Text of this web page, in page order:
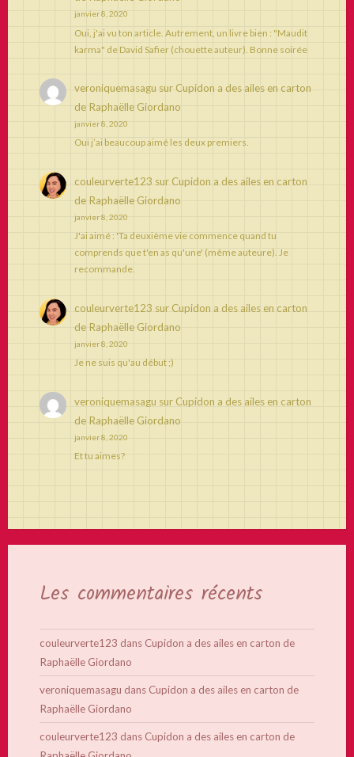
janvier 8, 2020
Oui, j'ai vu ton article. Autrement, un livre bien : "Maudit
karma" de David Safier (chouette auteur). Bonne soirée
veroniquemasagu sur Cupidon a des ailes en carton
de Raphaëlle Giordano
janvier 8, 2020
Oui j’ai beaucoup aimé les deux premiers.
couleurverte123 sur Cupidon a des ailes en carton
de Raphaëlle Giordano
janvier 8, 2020
J'ai aimé : 'Ta deuxième vie commence quand tu
comprends que t'en as qu'une' (même auteure). Je
recommande.
couleurverte123 sur Cupidon a des ailes en carton
de Raphaëlle Giordano
janvier 8, 2020
Je ne suis qu'au début ;)
veroniquemasagu sur Cupidon a des ailes en carton
de Raphaëlle Giordano
janvier 8, 2020
Et tu aimes?
Les commentaires récents
couleurverte123 dans Cupidon a des ailes en carton de
Raphaëlle Giordano
veroniquemasagu dans Cupidon a des ailes en carton de
Raphaëlle Giordano
couleurverte123 dans Cupidon a des ailes en carton de